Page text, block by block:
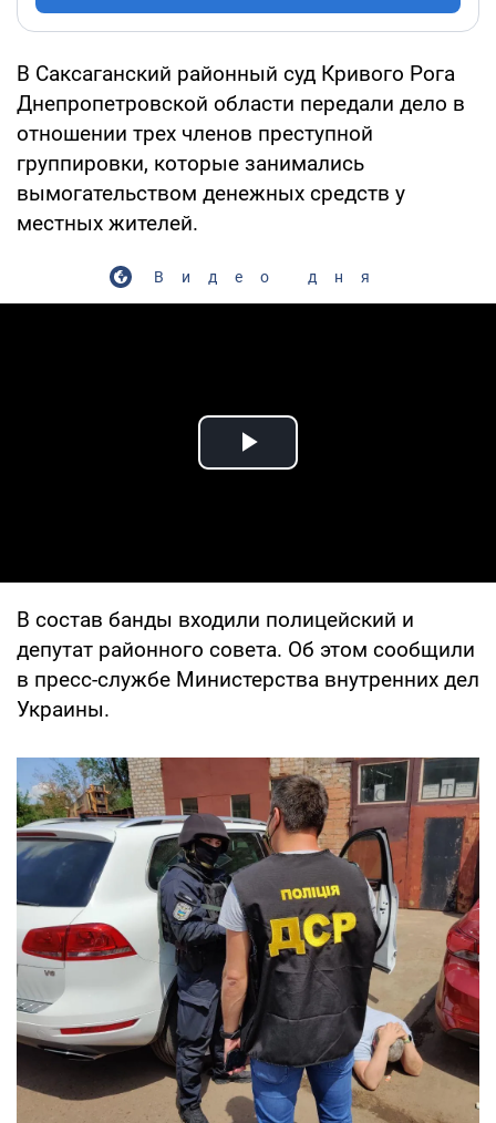
В Саксаганский районный суд Кривого Рога
Днепропетровской области передали дело в
отношении трех членов преступной
группировки, которые занимались
вымогательством денежных средств у
местных жителей.
Видео дня
Play Video
В состав банды входили полицейский и
депутат районного совета. Об этом сообщили
в пресс-службе Министерства внутренних дел
Украины.